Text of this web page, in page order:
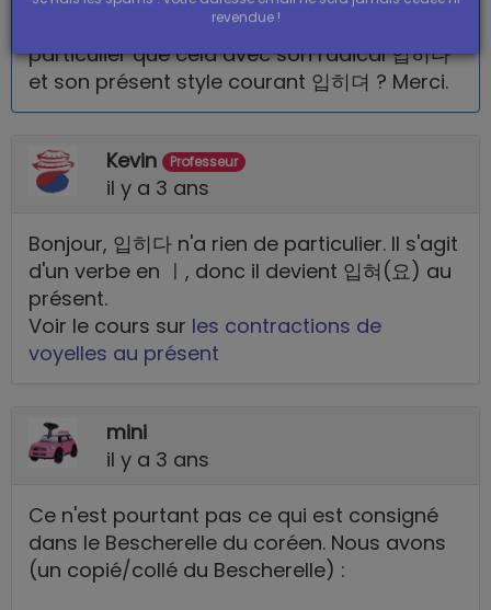
Le verbe 입히다 (vêtir quelqu'un) est-il si
particulier que cela avec son radical 입히다
et son présent style courant 입히뎌 ? Merci.
Kevin Professeur
il y a 3 ans
Bonjour, 입히다 n'a rien de particulier. Il s'agit
d'un verbe en ㅣ, donc il devient 입혀(요) au
présent.
Voir le cours sur les contractions de
voyelles au présent
mini
il y a 3 ans
Ce n'est pourtant pas ce qui est consigné
dans le Bescherelle du coréen. Nous avons
(un copié/collé du Bescherelle) :
Je hais les spams : votre adresse email ne sera jamais cédée ni